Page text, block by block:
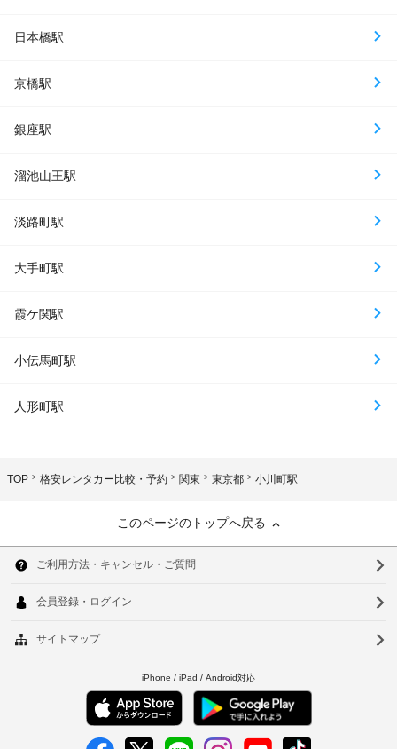
日本橋駅
京橋駅
銀座駅
溜池山王駅
淡路町駅
大手町駅
霞ケ関駅
小伝馬町駅
人形町駅
TOP 格安レンタカー比較・予約 関東 東京都 小川町駅
このページのトップへ戻る